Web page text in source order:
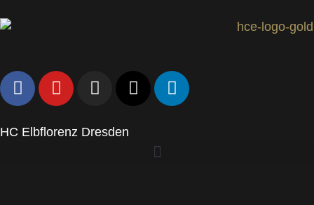
HC Elbflorenz Dresden